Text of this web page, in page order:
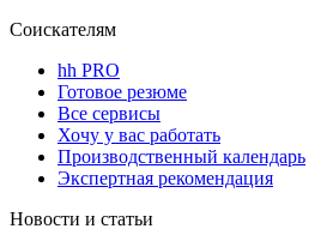
Соискателям
hh PRO
Готовое резюме
Все сервисы
Хочу у вас работать
Производственный календарь
Экспертная рекомендация
Новости и статьи